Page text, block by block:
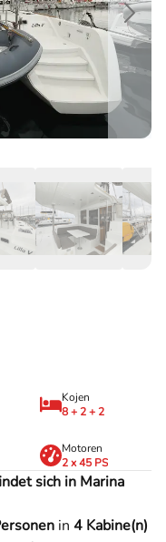
Kojen
8 + 2 + 2
Motoren
2 x 45 PS
sich in Marina
in 4 Kabine(n)